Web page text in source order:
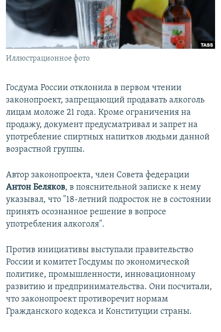
ПОБЕДИТЕЛЕЙ НЕ СУДЯТ?
КРЫМ.НЕПОКОРЕННЫЙ
УКРАИНСКАЯ ПРОБЛЕМА КРЫМА
ПРИСОЕДИНЯЙТЕСЬ!
Иллюстрационное фото
Госдума России отклонила в первом чтении
законопроект, запрещающий продавать алкоголь
лицам моложе 21 года. Кроме ограничения на
продажу, документ предусматривал и запрет на
употребление спиртных напитков людьми данной
возрастной группы.
Автор законопроекта, член Совета федерации
Антон Беляков, в пояснительной записке к нему
указывал, что "18-летний подросток не в состоянии
принять осознанное решение в вопросе
употребления алкоголя".
Против инициативы выступали правительство
России и комитет Госдумы по экономической
политике, промышленности, инновационному
развитию и предпринимательства. Они посчитали,
что законопроект противоречит нормам
Гражданского кодекса и Конституции страны.